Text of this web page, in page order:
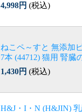
4,998円 (税込)
ねこペ～すと 無添加
7本 (44712) 猫用 腎臓
1,430円 (税込)
H&J・I・N (H&JIN)